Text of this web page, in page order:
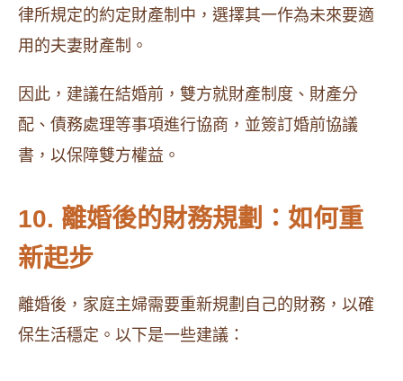
律所規定的約定財產制中，選擇其一作為未來要適
用的夫妻財產制。
因此，建議在結婚前，雙方就財產制度、財產分
配、債務處理等事項進行協商，並簽訂婚前協議
書，以保障雙方權益。
10. 離婚後的財務規劃：如何重
新起步
離婚後，家庭主婦需要重新規劃自己的財務，以確
保生活穩定。以下是一些建議：